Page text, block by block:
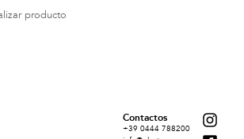
producto
Contactos
+39 0444 788200